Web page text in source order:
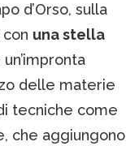
d’Orso, sulla
una stella
delle materie
tecniche come
che aggiungono